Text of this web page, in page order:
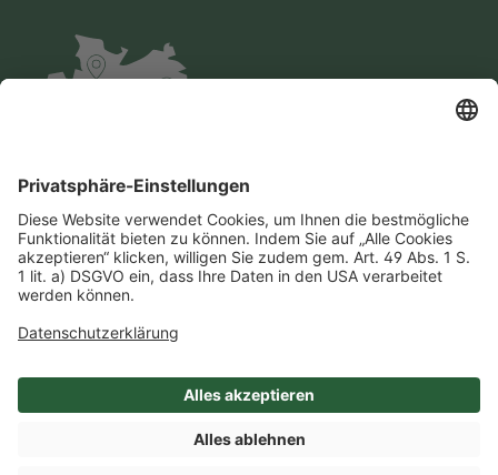
Impressum Datenschutz
AGB
Cookie-Einstellungen
Compliance